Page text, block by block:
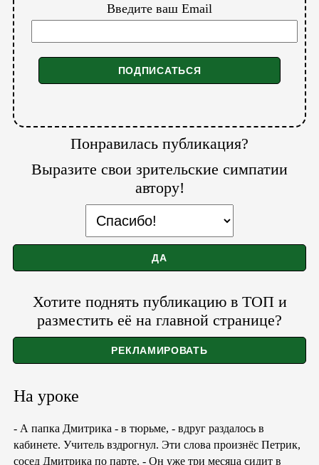
Введите ваш Email
Понравилась публикация?
Выразите свои зрительские симпатии
автору!
Хотите поднять публикацию в ТОП и
разместить её на главной странице?
На уроке
- А папка Дмитрика - в тюрьме, - вдруг раздалось в
кабинете. Учитель вздрогнул. Эти слова произнёс Петрик,
сосед Дмитрика по парте. - Он уже три месяца сидит в